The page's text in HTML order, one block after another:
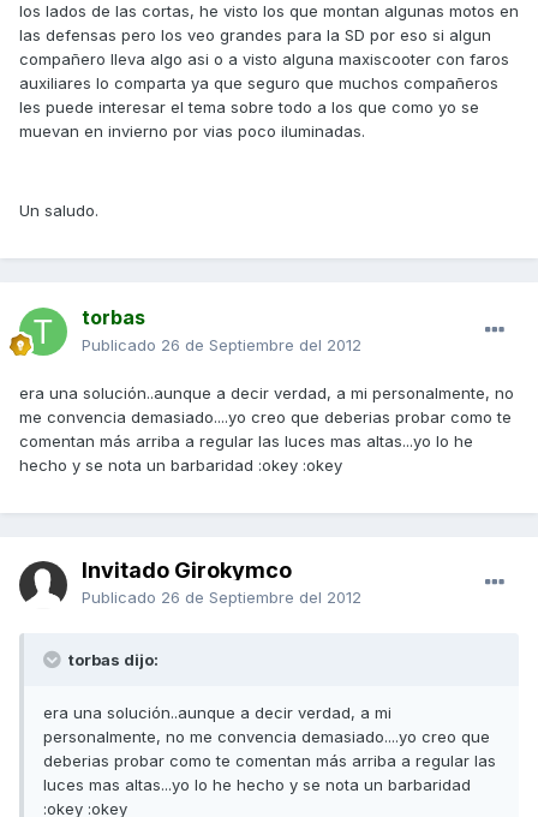
los lados de las cortas, he visto los que montan algunas motos en
las defensas pero los veo grandes para la SD por eso si algun
compañero lleva algo asi o a visto alguna maxiscooter con faros
auxiliares lo comparta ya que seguro que muchos compañeros
les puede interesar el tema sobre todo a los que como yo se
muevan en invierno por vias poco iluminadas.
Un saludo.
torbas
Publicado 26 de Septiembre del 2012
era una solución..aunque a decir verdad, a mi personalmente, no
me convencia demasiado....yo creo que deberias probar como te
comentan más arriba a regular las luces mas altas...yo lo he
hecho y se nota un barbaridad :okey :okey
Invitado Girokymco
Publicado 26 de Septiembre del 2012
torbas dijo:
era una solución..aunque a decir verdad, a mi
personalmente, no me convencia demasiado....yo creo que
deberias probar como te comentan más arriba a regular las
luces mas altas...yo lo he hecho y se nota un barbaridad
:okey :okey